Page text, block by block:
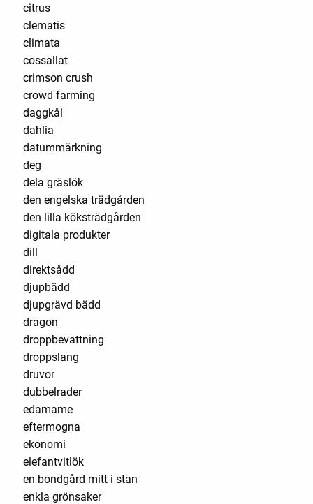
citrus
clematis
climata
cossallat
crimson crush
crowd farming
daggkål
dahlia
datummärkning
deg
dela gräslök
den engelska trädgården
den lilla köksträdgården
digitala produkter
dill
direktsådd
djupbädd
djupgrävd bädd
dragon
droppbevattning
droppslang
druvor
dubbelrader
edamame
eftermogna
ekonomi
elefantvitlök
en bondgård mitt i stan
enkla grönsaker